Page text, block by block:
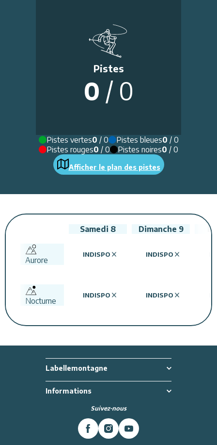
Pistes
0 / 0
Pistes vertes0 / 0 Pistes bleues0 / 0
Pistes rouges0 / 0 Pistes noires0 / 0
Afficher le plan des pistes
Samedi 8 Dimanche 9
Aurore
INDISPO INDISPO
Nocturne
INDISPO INDISPO
Labellemontagne
Informations
Suivez-nous